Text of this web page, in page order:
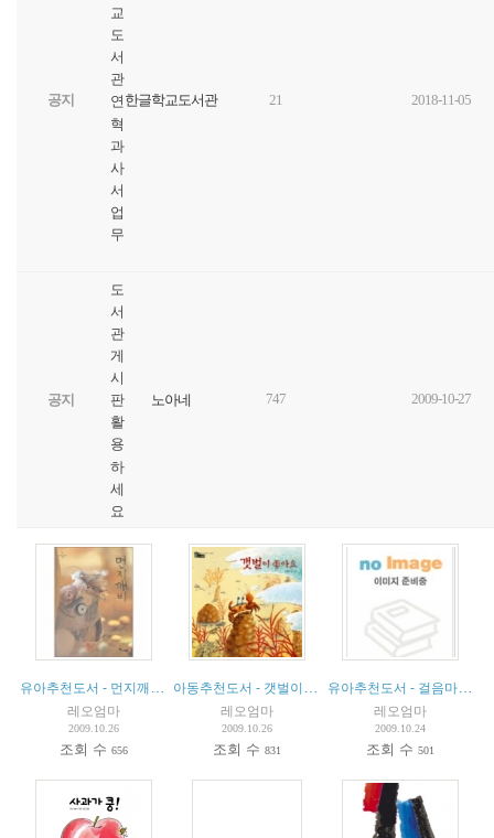
공지
교
도
서
관
연
혁
과
사
서
업
무
한글학교도서관 21 2018-11-05
공지
도
서
관
게
시
판
활
용
하
세
요
노아네 747 2009-10-27
4)
레오엄마
2009.10.26
조회 수 656
(4)
레오엄마
2009.10.26
조회 수 831
유아추천도서 - 걸음마 ㄱㄴㄷ
레오엄마
2009.10.24
조회 수501